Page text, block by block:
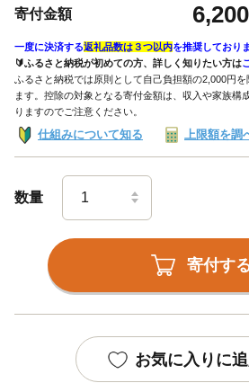
寄付金額
一度に決済する返礼品数は３つ以内を推奨しており
🔰ふるさと納税が初めての方、詳しく知りたい方は
ふるさと納税では原則として自己負担額の2,000円
ます。控除の対象となる寄付金額は、収入や家族構
りますのでご注意ください。
仕組みについて知る 上限額を調
数量
寄付す
お気に入りに